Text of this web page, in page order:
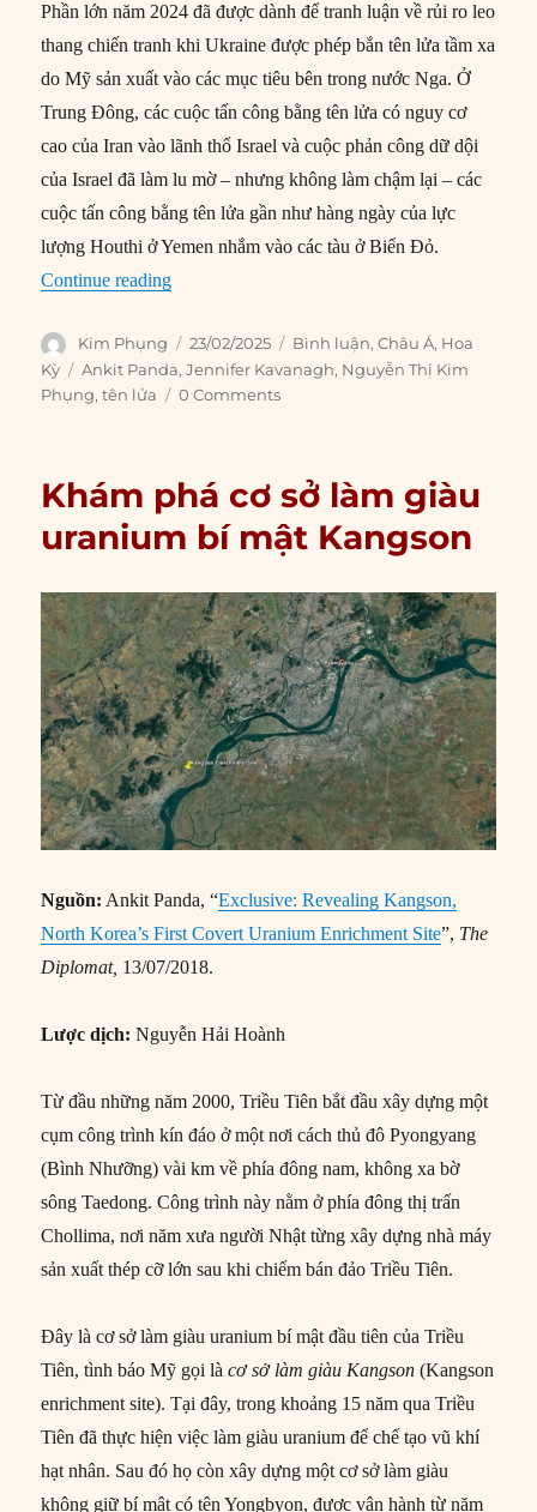
Phần lớn năm 2024 đã được dành để tranh luận về rủi ro leo
thang chiến tranh khi Ukraine được phép bắn tên lửa tầm xa
do Mỹ sản xuất vào các mục tiêu bên trong nước Nga. Ở
Trung Đông, các cuộc tấn công bằng tên lửa có nguy cơ
cao của Iran vào lãnh thổ Israel và cuộc phản công dữ dội
của Israel đã làm lu mờ – nhưng không làm chậm lại – các
cuộc tấn công bằng tên lửa gần như hàng ngày của lực
lượng Houthi ở Yemen nhắm vào các tàu ở Biển Đỏ.
Continue reading“Cuộc khủng hoảng tên lửa đầu tiên của thế kỷ
Author
Kim Phụng
Posted
on
23/02/2025 Categories
Bình luận,Châu Á, Hoa
Kỳ
Tags
Ankit Panda,Jennifer Kavanagh, Nguyễn Thị Kim
Phụng,tên lửa 0 Comments
Khám phá cơ sở làm giàu
uranium bí mật Kangson
Nguồn: Ankit Panda, “Exclusive: Revealing Kangson,
North Korea’s First Covert Uranium Enrichment Site”, The
Diplomat, 13/07/2018.
Lược dịch: Nguyễn Hải Hoành
Từ đầu những năm 2000, Triều Tiên bắt đầu xây dựng một
cụm công trình kín đáo ở một nơi cách thủ đô Pyongyang
(Bình Nhưỡng) vài km về phía đông nam, không xa bờ
sông Taedong. Công trình này nằm ở phía đông thị trấn
Chollima, nơi năm xưa người Nhật từng xây dựng nhà máy
sản xuất thép cỡ lớn sau khi chiếm bán đảo Triều Tiên.
Đây là cơ sở làm giàu uranium bí mật đầu tiên của Triều
Tiên, tình báo Mỹ gọi làcơ sở làm giàu Kangson (Kangson
enrichment site). Tại đây, trong khoảng 15 năm qua Triều
Tiên đã thực hiện việc làm giàu uranium để chế tạo vũ khí
hạt nhân. Sau đó họ còn xây dựng một cơ sở làm giàu
không giữ bí mật có tên Yongbyon, được vận hành từ năm